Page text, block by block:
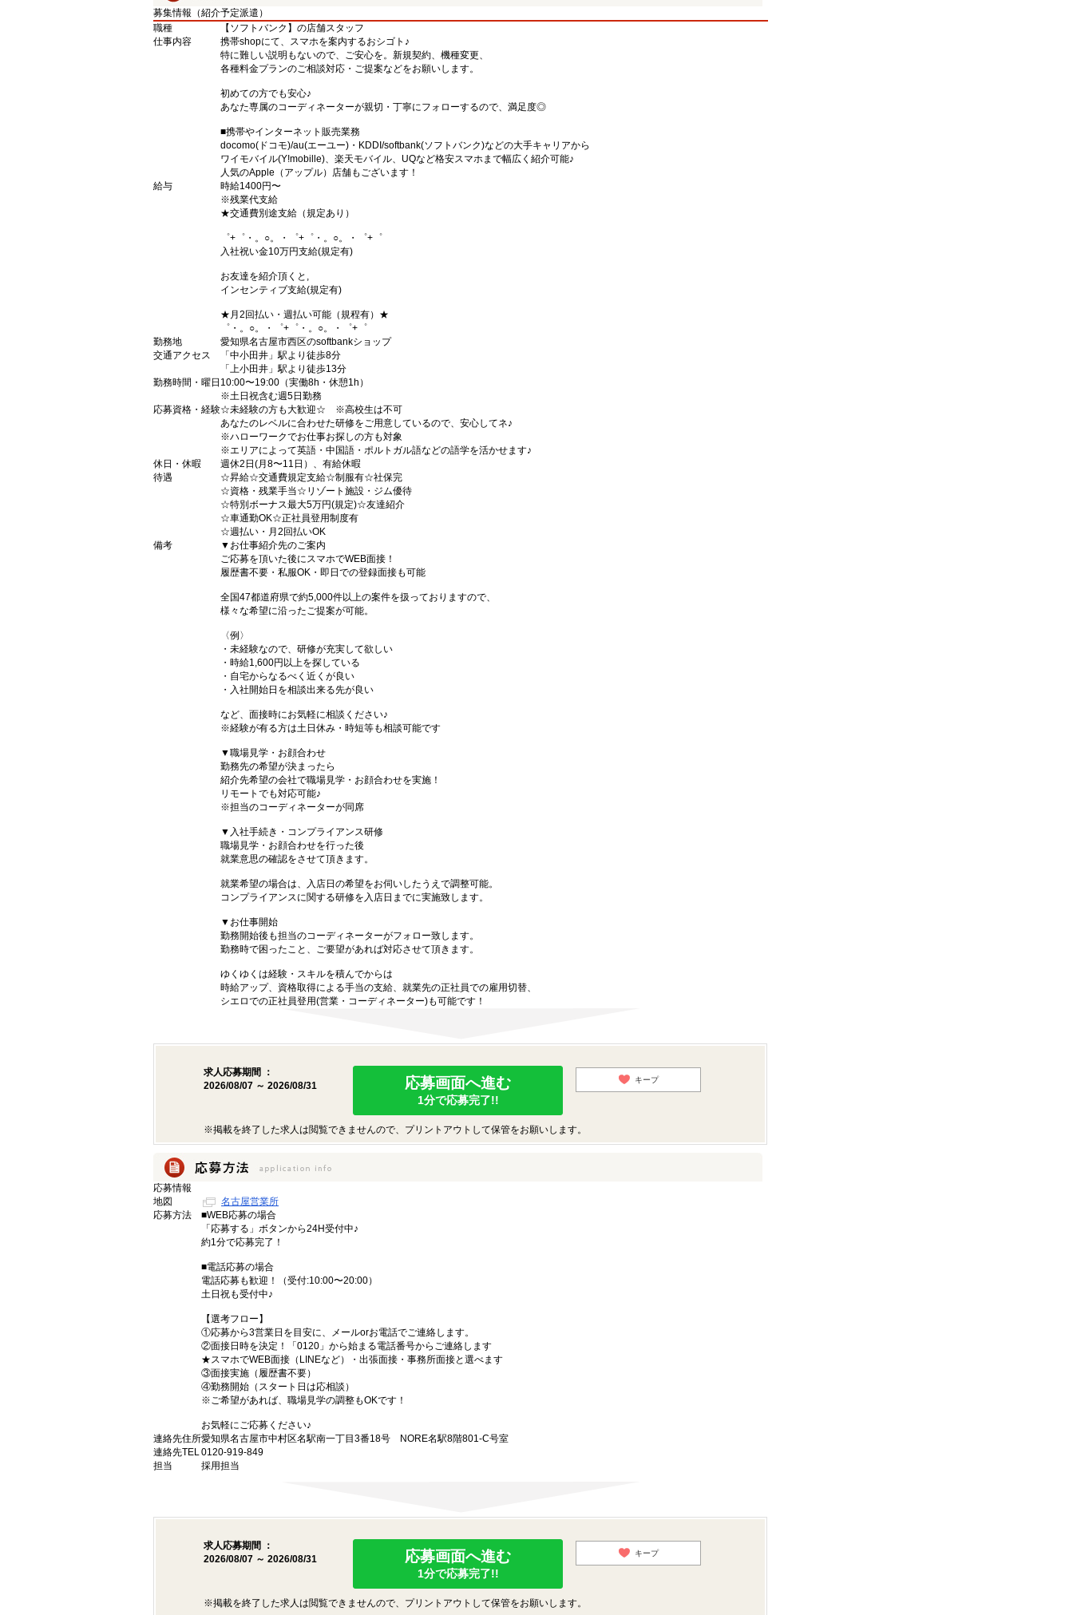
募集情報（紹介予定派遣）
職種
【ソフトバンク】の店舗スタッフ
仕事内容
携帯shopにて、スマホを案内するおシゴト♪
特に難しい説明もないので、ご安心を。新規契約、機種変更、
各種料金プランのご相談対応・ご提案などをお願いします。
初めての方でも安心♪
あなた専属のコーディネーターが親切・丁寧にフォローするので、満足度◎
■携帯やインターネット販売業務
docomo(ドコモ)/au(エーユー)・KDDI/softbank(ソフトバンク)などの大手キャリアから
ワイモバイル(Y!mobille)、楽天モバイル、UQなど格安スマホまで幅広く紹介可能♪
人気のApple（アップル）店舗もございます！
給与
時給1400円〜
※残業代支給
★交通費別途支給（規定あり）
゜+゜・。○。・゜+゜・。○。・゜+゜
入社祝い金10万円支給(規定有)
お友達を紹介頂くと,
インセンティブ支給(規定有)
★月2回払い・週払い可能（規程有）★
゜・。○。・゜+゜・。○。・゜+゜
勤務地
愛知県名古屋市西区のsoftbankショップ
交通アクセス
「中小田井」駅より徒歩8分
「上小田井」駅より徒歩13分
勤務時間・曜日 10:00〜19:00（実働8h・休憩1h）
※土日祝含む週5日勤務
応募資格・経験☆未経験の方も大歓迎☆ ※高校生は不可
あなたのレベルに合わせた研修をご用意しているので、安心してネ♪
※ハローワークでお仕事お探しの方も対象
※エリアによって英語・中国語・ポルトガル語などの語学を活かせます♪
休日・休暇
週休2日(月8〜11日）、有給休暇
待遇
☆昇給☆交通費規定支給☆制服有☆社保完
☆資格・残業手当☆リゾート施設・ジム優待
☆特別ボーナス最大5万円(規定)☆友達紹介
☆車通勤OK☆正社員登用制度有
☆週払い・月2回払いOK
備考
▼お仕事紹介先のご案内
ご応募を頂いた後にスマホでWEB面接！
履歴書不要・私服OK・即日での登録面接も可能
全国47都道府県で約5,000件以上の案件を扱っておりますので、
様々な希望に沿ったご提案が可能。
〈例〉
・未経験なので、研修が充実して欲しい
・時給1,600円以上を探している
・自宅からなるべく近くが良い
・入社開始日を相談出来る先が良い
など、面接時にお気軽に相談ください♪
※経験が有る方は土日休み・時短等も相談可能です
▼職場見学・お顔合わせ
勤務先の希望が決まったら
紹介先希望の会社で職場見学・お顔合わせを実施！
リモートでも対応可能♪
※担当のコーディネーターが同席
▼入社手続き・コンプライアンス研修
職場見学・お顔合わせを行った後
就業意思の確認をさせて頂きます。
就業希望の場合は、入店日の希望をお伺いしたうえで調整可能。
コンプライアンスに関する研修を入店日までに実施致します。
▼お仕事開始
勤務開始後も担当のコーディネーターがフォロー致します。
勤務時で困ったこと、ご要望があれば対応させて頂きます。
ゆくゆくは経験・スキルを積んでからは
時給アップ、資格取得による手当の支給、就業先の正社員での雇用切替、
シエロでの正社員登用(営業・コーディネーター)も可能です！
求人応募期間 ：
2026/08/07 ～ 2026/08/31
応募画面へ進む
1分で応募完了!!
キープ
※掲載を終了した求人は閲覧できませんので、プリントアウトして保管をお願いします。
応募情報
地図
名古屋営業所
応募方法
■WEB応募の場合
「応募する」ボタンから24H受付中♪
約1分で応募完了！
■電話応募の場合
電話応募も歓迎！（受付:10:00〜20:00）
土日祝も受付中♪
【選考フロー】
①応募から3営業日を目安に、メールorお電話でご連絡します。
②面接日時を決定！「0120」から始まる電話番号からご連絡します
★スマホでWEB面接（LINEなど）・出張面接・事務所面接と選べます
③面接実施（履歴書不要）
④勤務開始（スタート日は応相談）
※ご希望があれば、職場見学の調整もOKです！
お気軽にご応募ください♪
連絡先住所愛知県名古屋市中村区名駅南一丁目3番18号 NORE名駅8階801-C号室
連絡先TEL0120-919-849
担当
採用担当
求人応募期間 ：
2026/08/07 ～ 2026/08/31
応募画面へ進む
1分で応募完了!!
キープ
※掲載を終了した求人は閲覧できませんので、プリントアウトして保管をお願いします。